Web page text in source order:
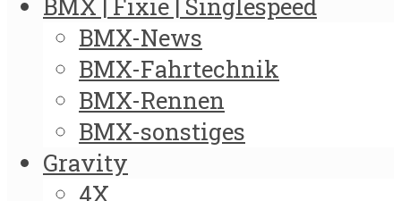
BMX-News
BMX-Fahrtechnik
BMX-Rennen
BMX-sonstiges
Gravity
4X